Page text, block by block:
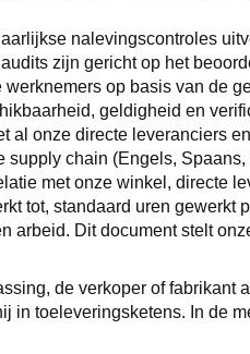
nalevingscontroles
zijn gericht op het
op basis van de
geldigheid en
al onze directe leveranciers
chain (Engels,
met onze winkel, directe
tot, standaard uren
arbeid. Dit document stelt
de verkoper of
in toeleveringsketens. In de